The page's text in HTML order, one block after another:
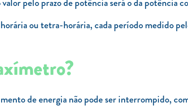
ou tetra-horária, cada período medido
de energia não pode ser interrompido,